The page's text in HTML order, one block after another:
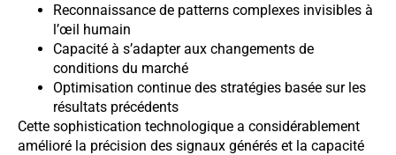
Reconnaissance de patterns complexes invisibles à
l’œil humain
Capacité à s’adapter aux changements de
conditions du marché
Optimisation continue des stratégies basée sur les
résultats précédents
Cette sophistication technologique a considérablement
amélioré la précision des signaux générés et la capacité